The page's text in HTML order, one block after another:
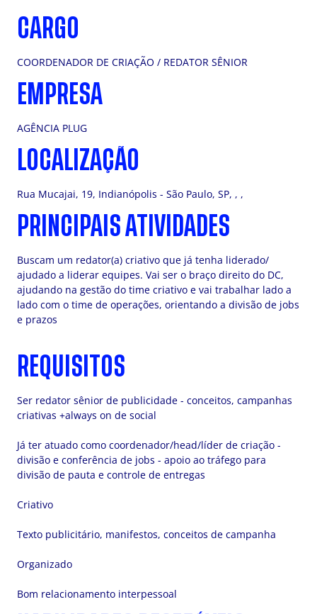
CARGO
COORDENADOR DE CRIAÇÃO / REDATOR SÊNIOR
EMPRESA
AGÊNCIA PLUG
LOCALIZAÇÃO
Rua Mucajai, 19, Indianópolis - São Paulo, SP, , ,
PRINCIPAIS ATIVIDADES
Buscam um redator(a) criativo que já tenha liderado/
ajudado a liderar equipes. Vai ser o braço direito do DC,
ajudando na gestão do time criativo e vai trabalhar lado a
lado com o time de operações, orientando a divisão de jobs
e prazos
REQUISITOS
Ser redator sênior de publicidade - conceitos, campanhas
criativas +always on de social
Já ter atuado como coordenador/head/líder de criação -
divisão e conferência de jobs - apoio ao tráfego para
divisão de pauta e controle de entregas
Criativo
Texto publicitário, manifestos, conceitos de campanha
Organizado
Bom relacionamento interpessoal